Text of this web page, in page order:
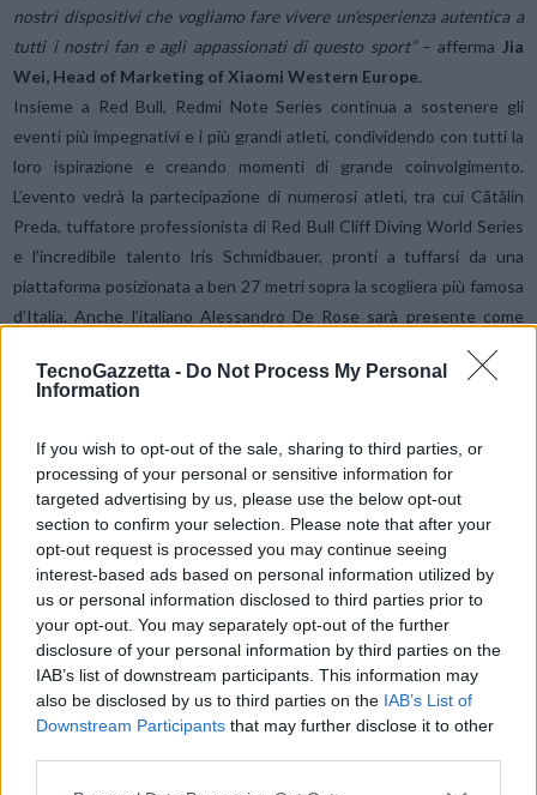
TecnoGazzetta - Do Not Process My Personal
Information
If you wish to opt-out of the sale, sharing to third parties, or
processing of your personal or sensitive information for
targeted advertising by us, please use the below opt-out
section to confirm your selection. Please note that after your
opt-out request is processed you may continue seeing
interest-based ads based on personal information utilized by
us or personal information disclosed to third parties prior to
your opt-out. You may separately opt-out of the further
disclosure of your personal information by third parties on the
IAB’s list of downstream participants. This information may
also be disclosed by us to third parties on the IAB’s List of
Downstream Participants that may further disclose it to other
nostri dispositivi che vogliamo fare vivere un’esperienza autentica a
tutti i nostri fan e agli appassionati di questo sport”– afferma Jia
Wei, Head of Marketing of Xiaomi Western Europe.
Insieme a Red Bull, Redmi Note Series continua a sostenere gli
eventi più impegnativi e i più grandi atleti, condividendo con tutti la
loro ispirazione e creando momenti di grande coinvolgimento.
L’evento vedrà la partecipazione di numerosi atleti, tra cui Cãtãlin
Preda, tuffatore professionista di Red Bull Cliff Diving World Series
e l’incredibile talento Iris Schmidbauer, pronti a tuffarsi da una
piattaforma posizionata a ben 27 metri sopra la scogliera più famosa
d’Italia. Anche l’italiano Alessandro De Rose sarà presente come
ambassador dell’evento Xiaomi per incontrare i fan ed esibirsi a
margine della competizione. Le incredibili performance saranno
atleti, amplificate attraverso contenuti fotografici e video girati con
Redmi Note 12 Series.
Condividi questo articolo:
E-mail LinkedIn Facebook X
Mastodon Telegram WhatsApp
Stampa Altro
Vuoi ricevere gli aggiornamenti delle news di TecnoGazzetta?
Inserisci nome ed indirizzo E-Mail: